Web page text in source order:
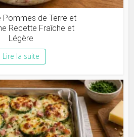
Pommes de Terre et
Recette Fraîche et
Légère
Lire la suite